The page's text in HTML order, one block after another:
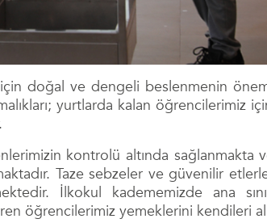
doğal ve dengeli beslenmenin
yurtlarda kalan öğrencilerimiz
kontrolü altında sağlanmakta
Taze sebzeler ve güvenilir
İlkokul kadememizde ana
öğrencilerimiz yemeklerini kendileri